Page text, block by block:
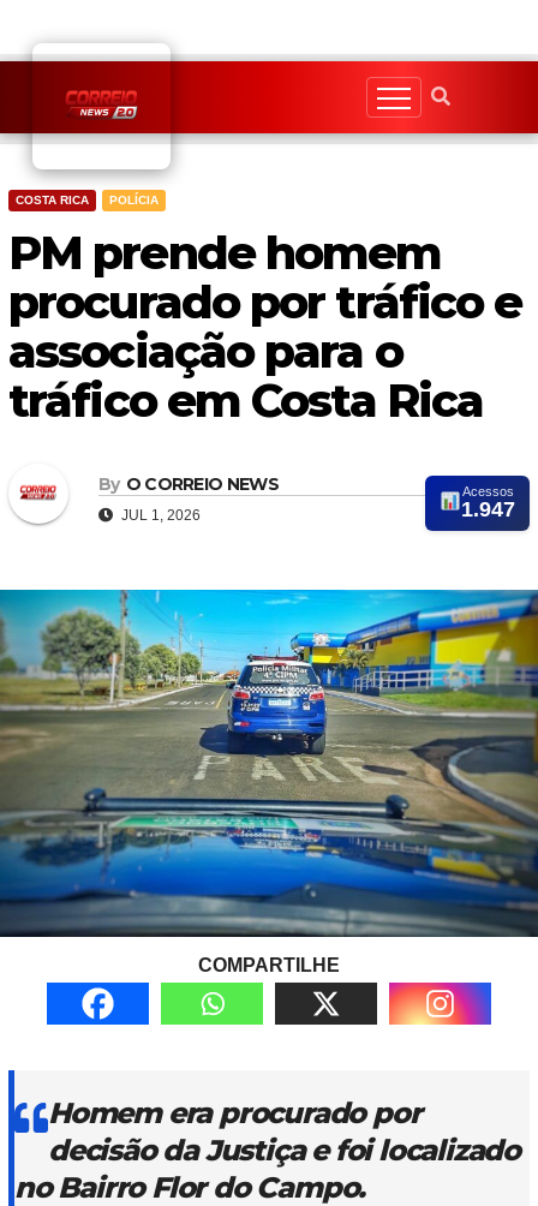
content
COSTA RICA POLÍCIA
PM prende homem
procurado por tráfico e
associação para o
tráfico em Costa Rica
By O CORREIO NEWS
JUL 1, 2026
Acessos
1.947
COMPARTILHE
Homem era procurado por
decisão da Justiça e foi localizado
no Bairro Flor do Campo.